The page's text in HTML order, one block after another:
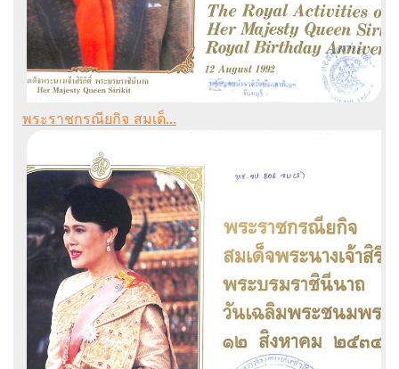
พระราชกรณียกิจ สมเด็...